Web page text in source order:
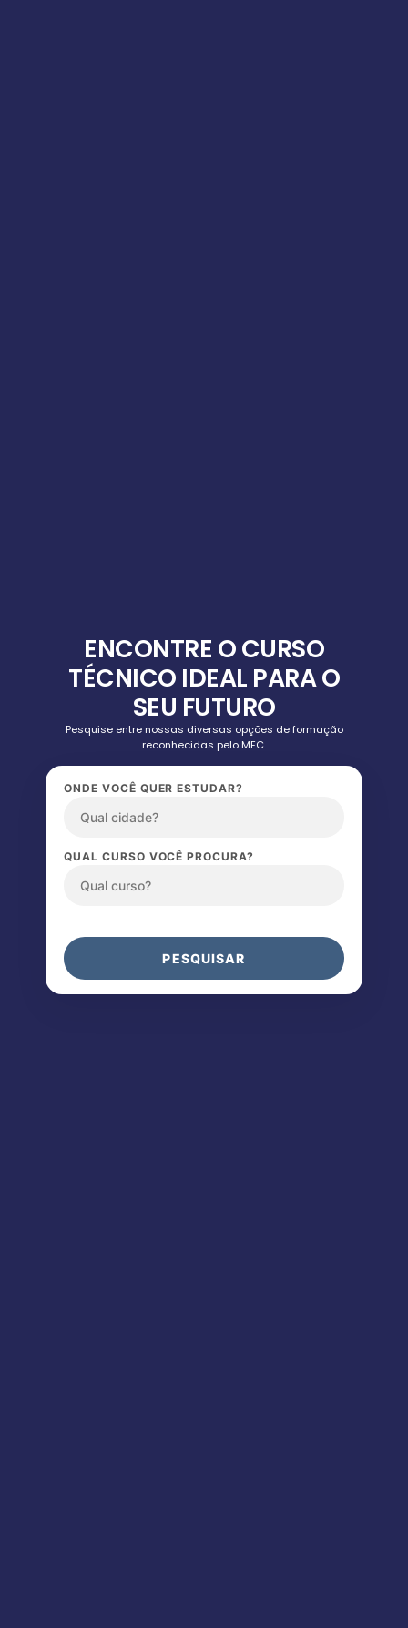
ENCONTRE O CURSO
TÉCNICO IDEAL PARA O
SEU FUTURO
Pesquise entre nossas diversas opções de formação
reconhecidas pelo MEC.
ONDE VOCÊ QUER ESTUDAR?
QUAL CURSO VOCÊ PROCURA?
PESQUISAR